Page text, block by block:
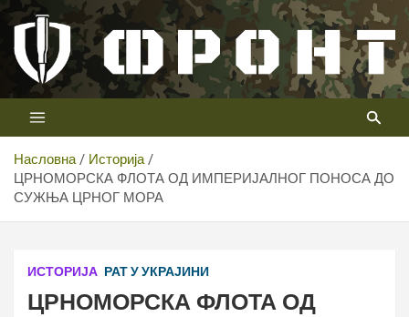
Скип
цонтент
Телевизија ФРОНТ
Први војни канал у Србији
Насловна
Историја
ЦРНОМОРСКА ФЛОТА ОД ИМПЕРИЈАЛНОГ ПОНОСА ДО
СУЖЊА ЦРНОГ МОРА
ИСТОРИЈА РАТ У УКРАЈИНИ
ЦРНОМОРСКА ФЛОТА ОД